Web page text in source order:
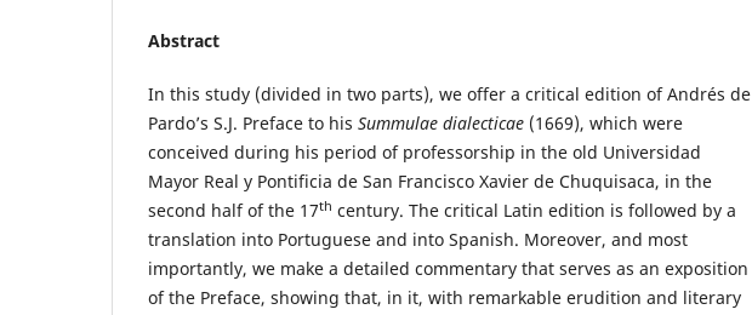
Abstract
In this study (divided in two parts), we offer a critical edition of Andrés de
Pardo’s S.J. Preface to his Summulae dialecticae (1669), which were
conceived during his period of professorship in the old Universidad
Mayor Real y Pontificia de San Francisco Xavier de Chuquisaca, in the
second half of the 17th century. The critical Latin edition is followed by a
translation into Portuguese and into Spanish. Moreover, and most
importantly, we make a detailed commentary that serves as an exposition
of the Preface, showing that, in it, with remarkable erudition and literary